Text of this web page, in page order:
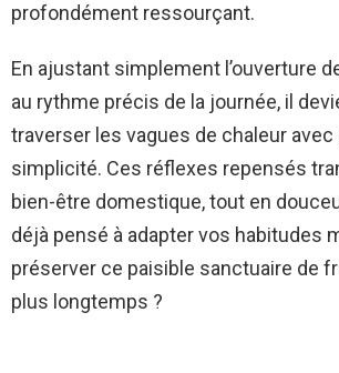
profondément ressourçant.
En ajustant simplement l’ouverture
au rythme précis de la journée, il
traverser les vagues de chaleur
simplicité. Ces réflexes repensés
bien-être domestique, tout en
déjà pensé à adapter vos habitudes
préserver ce paisible sanctuaire de
plus longtemps ?